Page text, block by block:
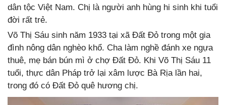
dân tộc Việt Nam. Chị là người anh hùng hi sinh khi tuổi
đời rất trẻ.
Võ Thị Sáu sinh năm 1933 tại xã Đất Đỏ trong một gia
đình nông dân nghèo khổ. Cha làm nghề đánh xe ngựa
thuê, mẹ bán bún mì ở chợ Đất Đỏ. Khi Võ Thị Sáu 11
tuổi, thực dân Pháp trở lại xâm lược Bà Rịa lần hai,
trong đó có Đất Đỏ quê hương chị.